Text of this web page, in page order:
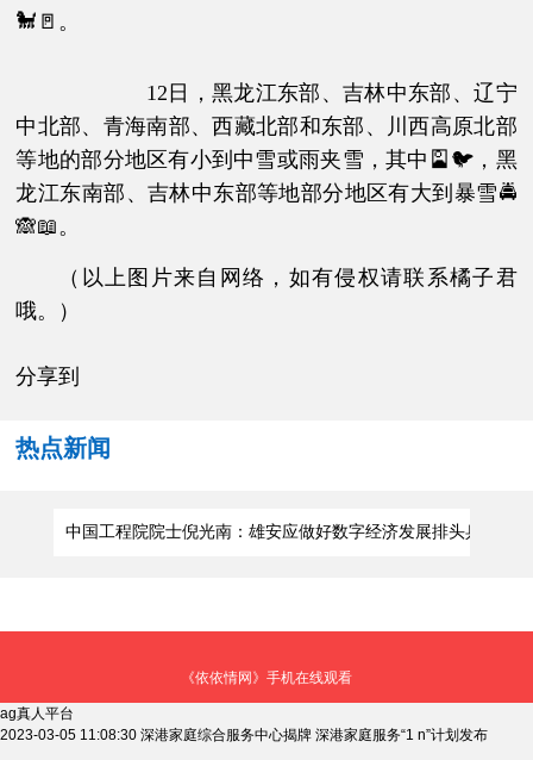
🐩🚪。
12日，黑龙江东部、吉林中东部、辽宁
中北部、青海南部、西藏北部和东部、川西高原北部
等地的部分地区有小到中雪或雨夹雪，其中🎴🐦，黑
龙江东南部、吉林中东部等地部分地区有大到暴雪🚔
🙈📖。
（以上图片来自网络，如有侵权请联系橘子君
哦。）
分享到
热点新闻
《依依情网》手机在线观看
ag真人平台
2023-03-05 11:08:30 深港家庭综合服务中心揭牌 深港家庭服务“1 n”计划发布